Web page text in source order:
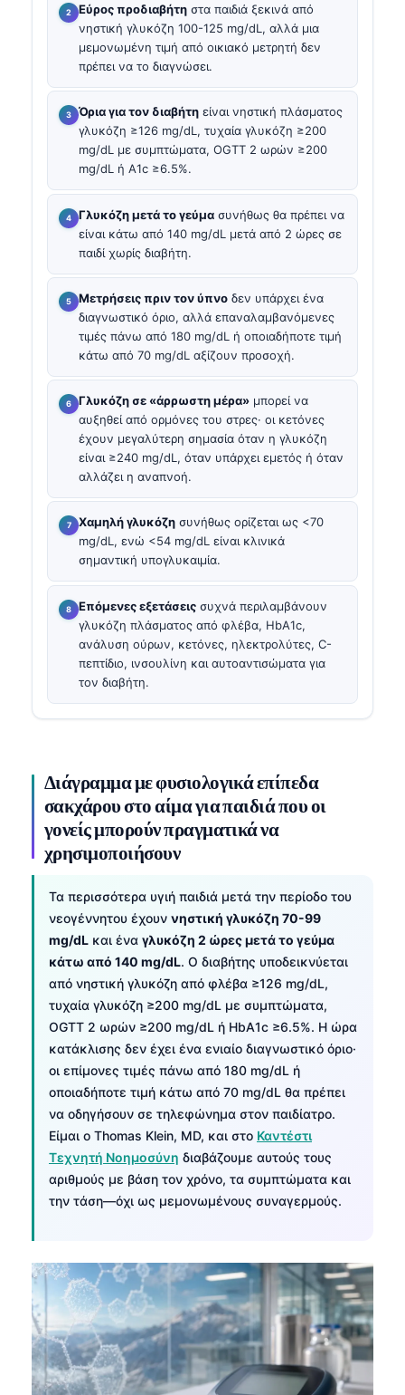
Εύρος προδιαβήτη στα παιδιά ξεκινά από
νηστική γλυκόζη 100-125 mg/dL, αλλά μια
μεμονωμένη τιμή από οικιακό μετρητή δεν
πρέπει να το διαγνώσει.
Όρια για τον διαβήτη είναι νηστική πλάσματος
γλυκόζη ≥126 mg/dL, τυχαία γλυκόζη ≥200
mg/dL με συμπτώματα, OGTT 2 ωρών ≥200
mg/dL ή A1c ≥6.5%.
Γλυκόζη μετά το γεύμα συνήθως θα πρέπει να
είναι κάτω από 140 mg/dL μετά από 2 ώρες σε
παιδί χωρίς διαβήτη.
Μετρήσεις πριν τον ύπνο δεν υπάρχει ένα
διαγνωστικό όριο, αλλά επαναλαμβανόμενες
τιμές πάνω από 180 mg/dL ή οποιαδήποτε τιμή
κάτω από 70 mg/dL αξίζουν προσοχή.
Γλυκόζη σε «άρρωστη μέρα» μπορεί να
αυξηθεί από ορμόνες του στρες· οι κετόνες
έχουν μεγαλύτερη σημασία όταν η γλυκόζη
είναι ≥240 mg/dL, όταν υπάρχει εμετός ή όταν
αλλάζει η αναπνοή.
Χαμηλή γλυκόζη συνήθως ορίζεται ως <70
mg/dL, ενώ <54 mg/dL είναι κλινικά
σημαντική υπογλυκαιμία.
Επόμενες εξετάσεις συχνά περιλαμβάνουν
γλυκόζη πλάσματος από φλέβα, HbA1c,
ανάλυση ούρων, κετόνες, ηλεκτρολύτες, C-
πεπτίδιο, ινσουλίνη και αυτοαντισώματα για
τον διαβήτη.
Διάγραμμα με φυσιολογικά επίπεδα
σακχάρου στο αίμα για παιδιά που οι
γονείς μπορούν πραγματικά να
χρησιμοποιήσουν
Τα περισσότερα υγιή παιδιά μετά την περίοδο του
νεογέννητου έχουν νηστική γλυκόζη 70-99
mg/dL και ένα γλυκόζη 2 ώρες μετά το γεύμα
κάτω από 140 mg/dL. Ο διαβήτης υποδεικνύεται
από νηστική γλυκόζη από φλέβα ≥126 mg/dL,
τυχαία γλυκόζη ≥200 mg/dL με συμπτώματα,
OGTT 2 ωρών ≥200 mg/dL ή HbA1c ≥6.5%. Η ώρα
κατάκλισης δεν έχει ένα ενιαίο διαγνωστικό όριο·
οι επίμονες τιμές πάνω από 180 mg/dL ή
οποιαδήποτε τιμή κάτω από 70 mg/dL θα πρέπει
να οδηγήσουν σε τηλεφώνημα στον παιδίατρο.
Είμαι ο Thomas Klein, MD, και στο Καντέστι
Τεχνητή Νοημοσύνη διαβάζουμε αυτούς τους
αριθμούς με βάση τον χρόνο, τα συμπτώματα και
την τάση—όχι ως μεμονωμένους συναγερμούς.